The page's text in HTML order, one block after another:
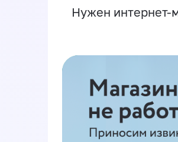
Нужен интернет-